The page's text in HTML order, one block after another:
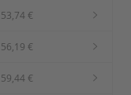
53,74 €
56,19 €
59,44 €